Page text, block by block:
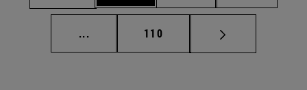
... Páginas intermedias Use TAB para
Página
110